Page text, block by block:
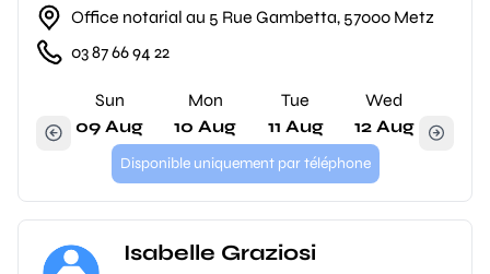
Office notarial au 5 Rue Gambetta, 57000 Metz
03 87 66 94 22
Sun
09 Aug
Mon
10 Aug
Tue
11 Aug
Wed
12 Aug
Disponible uniquement par téléphone
Isabelle Graziosi